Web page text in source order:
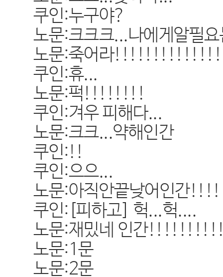
쿠인:누구야?
노문:크크크...나에게알필
노문:죽어라
쿠인:휴...
노문:퍽!!!!!!!!
쿠인:겨우 피해다...
노문:크크...약해인간
쿠인:!!
쿠인:으으...
노문:아직안끝낮어
쿠인:[피하고] 헉...헉....
노문:재밌네 인간
노문:1문
노문:2문